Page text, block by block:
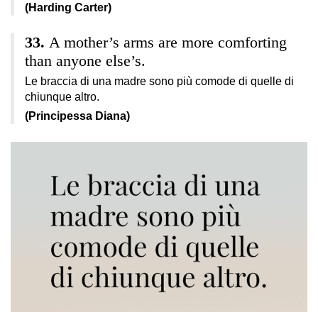
(Harding Carter)
A mother’s arms are more comforting
than anyone else’s.
Le braccia di una madre sono più comode di quelle di
chiunque altro.
(Principessa Diana)